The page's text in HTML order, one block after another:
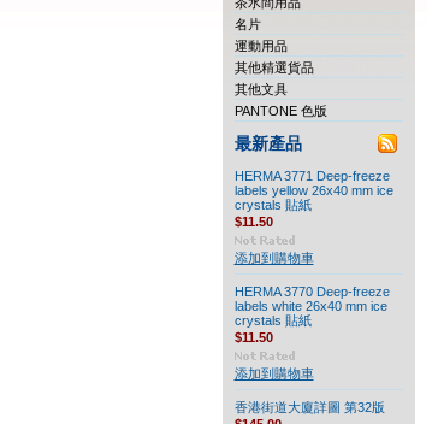
名片
運動用品
其他精選貨品
其他文具
PANTONE 色版
最新產品
HERMA 3771 Deep-freeze
labels yellow 26x40 mm ice
crystals 貼紙
$11.50
添加到購物車
HERMA 3770 Deep-freeze
labels white 26x40 mm ice
crystals 貼紙
$11.50
添加到購物車
香港街道大廈詳圖 第32版